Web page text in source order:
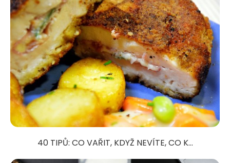
40 TIPŮ: CO VAŘIT, KDYŽ NEVÍTE, CO K...